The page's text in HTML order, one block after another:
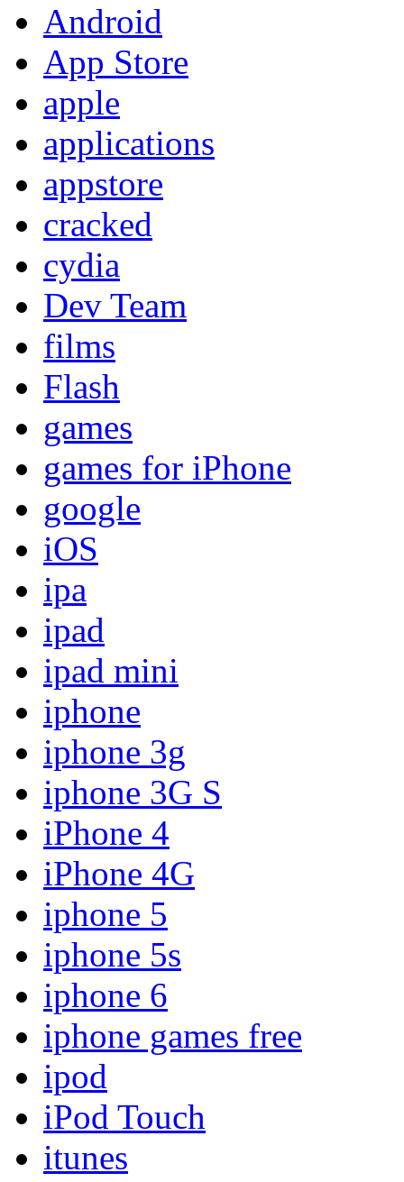
Android
App Store
apple
applications
appstore
cracked
cydia
Dev Team
films
Flash
games
games for iPhone
google
iOS
ipa
ipad
ipad mini
iphone
iphone 3g
iphone 3G S
iPhone 4
iPhone 4G
iphone 5
iphone 5s
iphone 6
iphone games free
ipod
iPod Touch
itunes